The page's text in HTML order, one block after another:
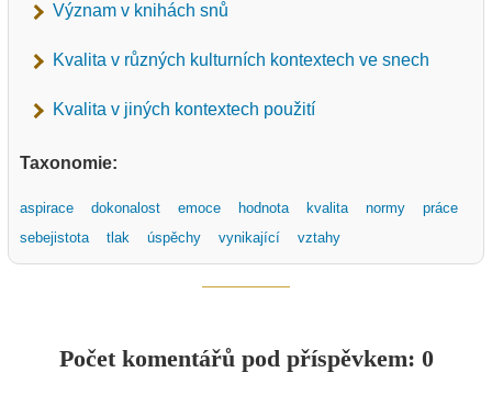
Význam v knihách snů
Kvalita v různých kulturních kontextech ve snech
Kvalita v jiných kontextech použití
Taxonomie:
aspirace dokonalost emoce hodnota kvalita normy
práce
sebejistota
tlak úspěchy vynikající vztahy
Počet komentářů pod příspěvkem: 0